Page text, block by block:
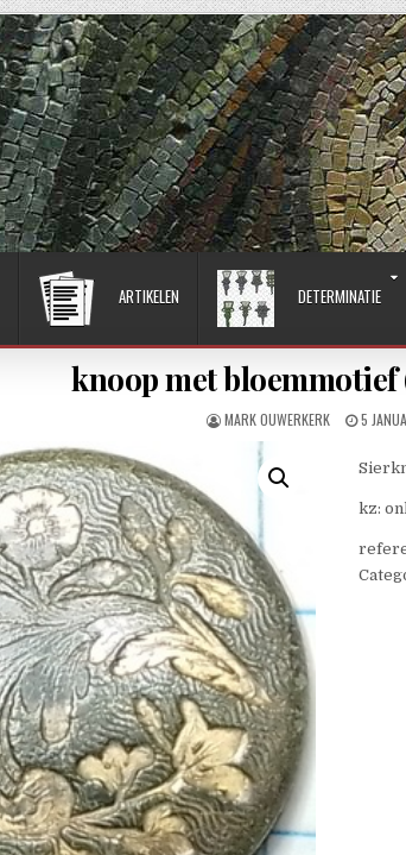
ARTIKELEN DETERMINATIE
knoop met bloemmotief
AUTHOR:
MARK OUWERKERK 5
kz: